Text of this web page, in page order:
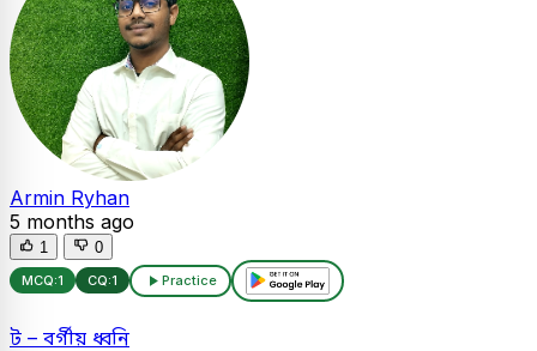
Armin Ryhan
5 months ago
1 0
MCQ:1 CQ:1 Practice
ট – বর্গীয় ধ্বনি